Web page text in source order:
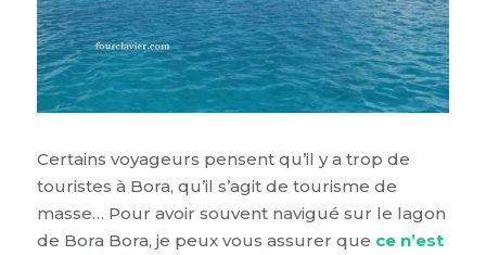
Certains voyageurs pensent qu’il y a trop de
touristes à Bora, qu’il s’agit de tourisme de
masse… Pour avoir souvent navigué sur le lagon
de Bora Bora, je peux vous assurer que ce n’est